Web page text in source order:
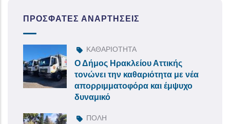
ΠΡΌΣΦΑΤΕΣ ΑΝΑΡΤΉΣΕΙΣ
ΚΑΘΑΡΙΟΤΗΤΑ
Ο Δήμος Ηρακλείου Αττικής
τονώνει την καθαριότητα με νέα
απορριμματοφόρα και έμψυχο
δυναμικό
ΠΟΛΗ